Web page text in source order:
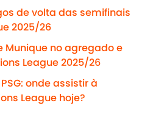
de volta das semifinais
2025/26
Munique no agregado e
League 2025/26
onde assistir à
League hoje?